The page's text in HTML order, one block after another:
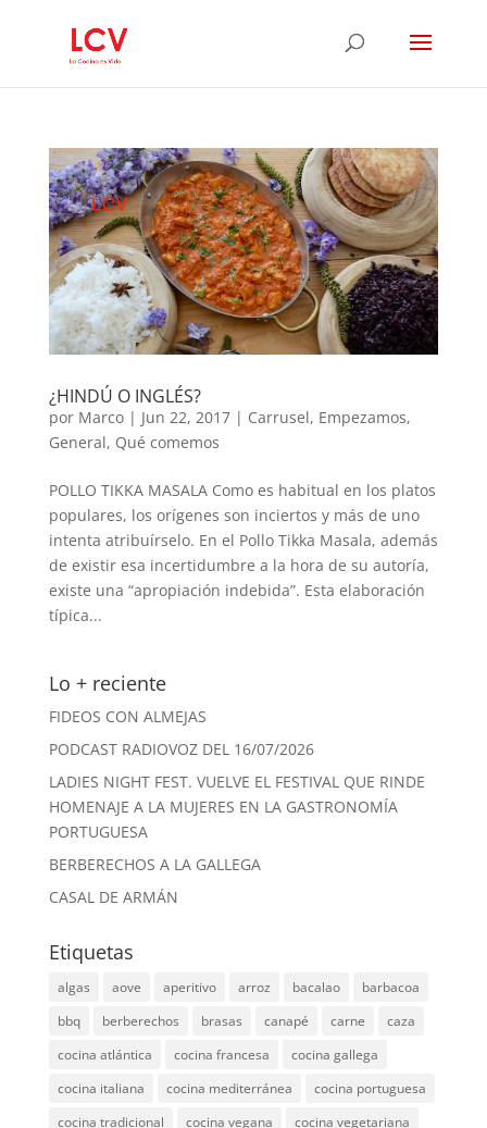
¿HINDÚ O INGLÉS?
por Marco| Jun 22, 2017| Carrusel, Empezamos,
General, Qué comemos
POLLO TIKKA MASALA Como es habitual en los platos
populares, los orígenes son inciertos y más de uno
intenta atribuírselo. En el Pollo Tikka Masala, además
de existir esa incertidumbre a la hora de su autoría,
existe una “apropiación indebida”. Esta elaboración
típica...
Lo + reciente
FIDEOS CON ALMEJAS
PODCAST RADIOVOZ DEL 16/07/2026
LADIES NIGHT FEST. VUELVE EL FESTIVAL QUE RINDE
HOMENAJE A LA MUJERES EN LA GASTRONOMÍA
PORTUGUESA
BERBERECHOS A LA GALLEGA
CASAL DE ARMÁN
Etiquetas
algas aove aperitivo arroz bacalao
barbacoa
bbq
berberechos brasas canapé carne
caza
cocina atlántica
cocina francesa
cocina gallega
cocina italiana
cocina mediterránea
cocina portuguesa
cocina tradicional
cocina vegana
cocina vegetariana